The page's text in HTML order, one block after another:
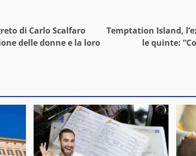
di Carlo Scalfaro
delle donne e la loro
Temptation Island,
le quinte: